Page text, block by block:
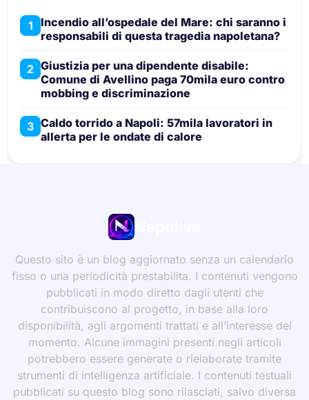
1
Incendio all’ospedale del Mare: chi saranno i
responsabili di questa tragedia napoletana?
2 Giustizia per una dipendente disabile:
Comune di Avellino paga 70mila euro contro
mobbing e discriminazione
3 Caldo torrido a Napoli: 57mila lavoratori in
allerta per le ondate di calore
Questo sito è un blog aggiornato senza un calendario
fisso o una periodicità prestabilita. I contenuti vengono
pubblicati in modo diretto dagli utenti che
contribuiscono al progetto, in base alla loro
disponibilità, agli argomenti trattati e all’interesse del
momento. Alcune immagini presenti negli articoli
potrebbero essere generate o rielaborate tramite
strumenti di intelligenza artificiale. I contenuti testuali
pubblicati su questo blog sono rilasciati, salvo diversa